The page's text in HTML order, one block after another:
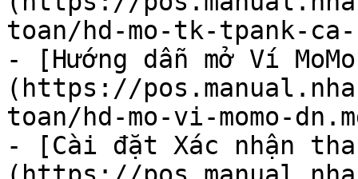
toan/hd-mo-tk-tpank-ca-
- [Hướng dẫn mở Ví
(https://
toan/hd-mo-vi-momo-
- [Cài đặt Xác nhận